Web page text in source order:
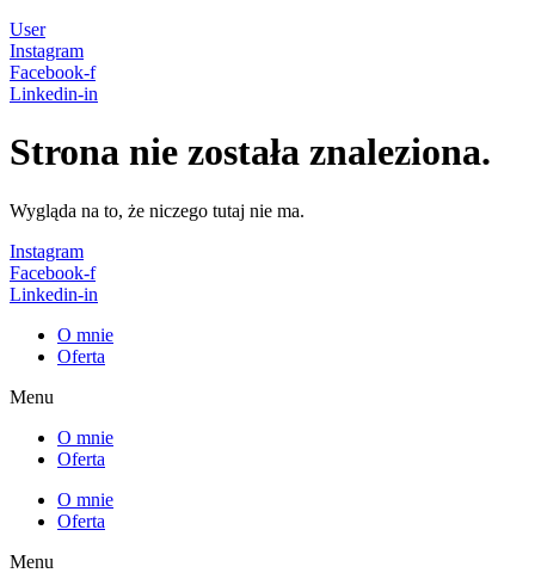
User
Instagram
Facebook-f
Linkedin-in
Strona nie została znaleziona.
Wygląda na to, że niczego tutaj nie ma.
Instagram
Facebook-f
Linkedin-in
O mnie
Oferta
Menu
O mnie
Oferta
O mnie
Oferta
Menu